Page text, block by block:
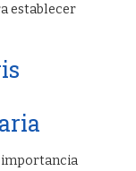
establecer
importancia